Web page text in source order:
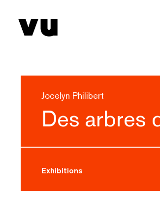
Jocelyn Philibert
Des arbres
Exhibitions